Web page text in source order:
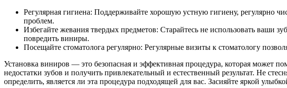
Регулярная гигиена: Поддерживайте хорошую устную гигиену, регулярно
проблем.
Избегайте жевания твердых предметов: Старайтесь не использовать ваши
повредить виниры.
Посещайте стоматолога регулярно: Регулярные визиты к стоматологу
Установка виниров — это безопасная и эффективная процедура, которая
недостатки зубов и получить привлекательный и естественный результат. Не
определить, является ли эта процедура подходящей для вас. Засияйте яркой